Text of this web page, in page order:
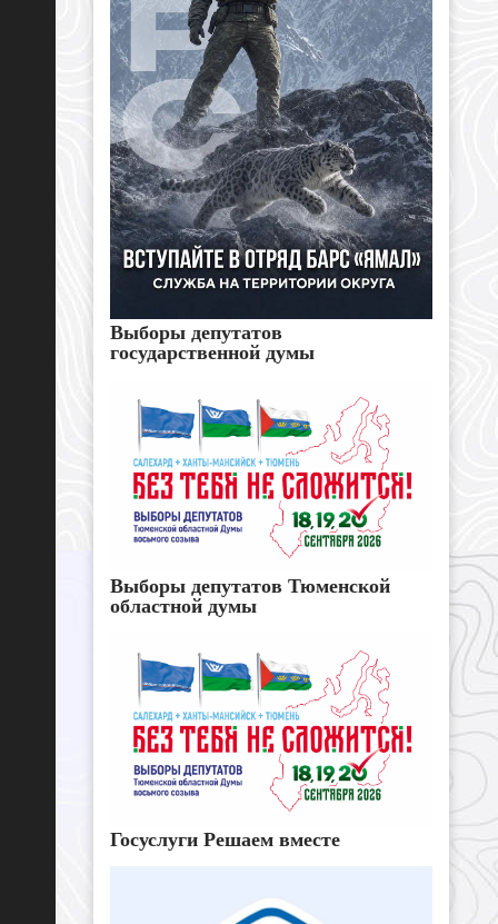
Выборы депутатов
государственной думы
Выборы депутатов Тюменской
областной думы
Госуслуги Решаем вместе